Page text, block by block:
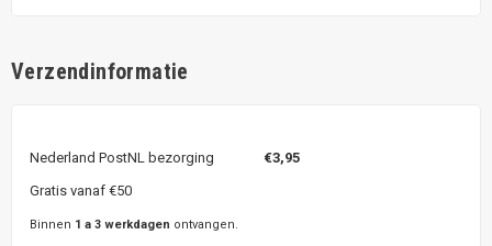
Verzendinformatie
Nederland PostNL bezorging €3,95
Gratis vanaf €50
Binnen 1 a 3 werkdagen ontvangen.